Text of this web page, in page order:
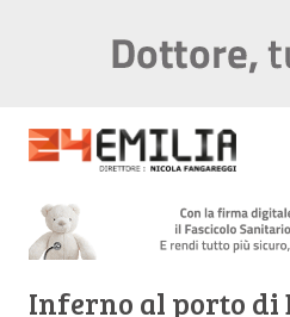
Inferno al porto di